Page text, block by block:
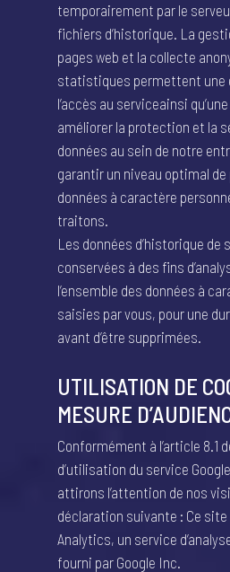
temporairement par le
fichiers d’historique. La
pages web et la collecte
statistiques permettent une
l’accès au serviceainsi
améliorer la protection et la
données au sein de notre
garantir un niveau optimal
données à caractère
traitons.
Les données d’historique de
conservées à des fins
l’ensemble des données à
saisies par vous, pour une
avant d’être supprimées.
UTILISATION DE
MESURE
Conformément à l’article 8.1
d’utilisation du service
attirons l’attention de nos
déclaration suivante : Ce
Analytics, un service
fourni par Google Inc.